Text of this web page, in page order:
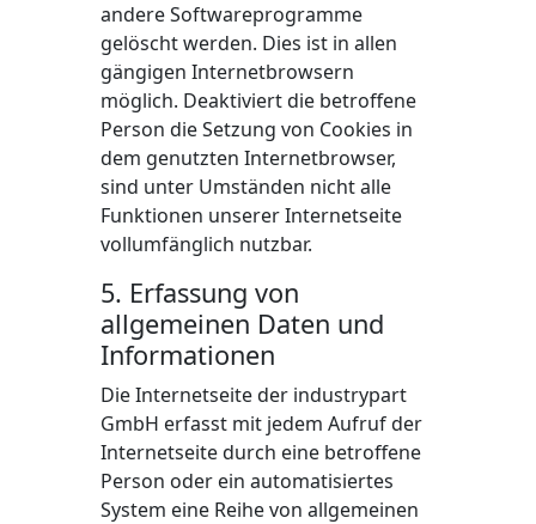
andere Softwareprogramme
gelöscht werden. Dies ist in allen
gängigen Internetbrowsern
möglich. Deaktiviert die betroffene
Person die Setzung von Cookies in
dem genutzten Internetbrowser,
sind unter Umständen nicht alle
Funktionen unserer Internetseite
vollumfänglich nutzbar.
5. Erfassung von
allgemeinen Daten und
Informationen
Die Internetseite der industrypart
GmbH erfasst mit jedem Aufruf der
Internetseite durch eine betroffene
Person oder ein automatisiertes
System eine Reihe von allgemeinen